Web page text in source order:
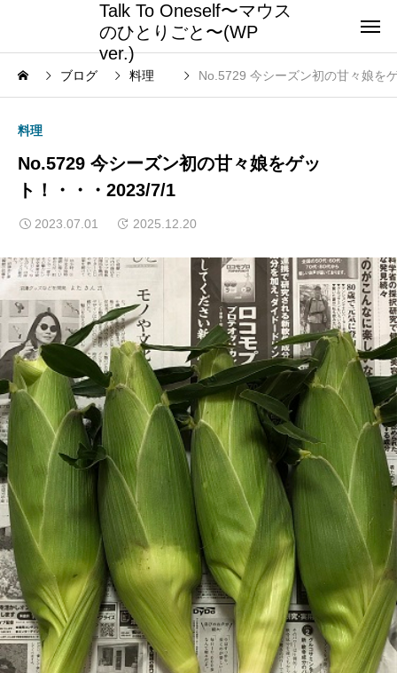
Talk To Oneself〜マウス
のひとりごと〜(WP
ver.)
ブログ 料理 No.5729 今シーズン初の甘々娘
料理
No.5729 今シーズン初の甘々娘をゲッ
ト！・・・2023/7/1
2023.07.01 2025.12.20